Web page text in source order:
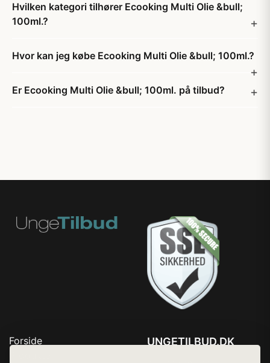
Hvilken kategori tilhører Ecooking Multi Olie &bull;
100ml.?
Hvor kan jeg købe Ecooking Multi Olie &bull; 100ml.?
Er Ecooking Multi Olie &bull; 100ml. på tilbud?
Forside
UNGETILBUD.DK